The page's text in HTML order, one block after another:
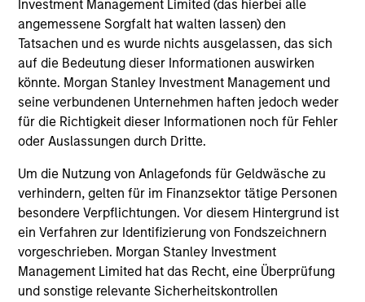
Investment Management Limited (das hierbei alle
angemessene Sorgfalt hat walten lassen) den
Tatsachen und es wurde nichts ausgelassen, das sich
auf die Bedeutung dieser Informationen auswirken
könnte. Morgan Stanley Investment Management und
seine verbundenen Unternehmen haften jedoch weder
für die Richtigkeit dieser Informationen noch für Fehler
oder Auslassungen durch Dritte.
Um die Nutzung von Anlagefonds für Geldwäsche zu
verhindern, gelten für im Finanzsektor tätige Personen
besondere Verpflichtungen. Vor diesem Hintergrund ist
ein Verfahren zur Identifizierung von Fondszeichnern
vorgeschrieben. Morgan Stanley Investment
Management Limited hat das Recht, eine Überprüfung
und sonstige relevante Sicherheitskontrollen
The information on this page is for informational
purposes only. The information contained herein does
not constitute and should not be construed as an
offering of advisory services or an offer to sell or a
solicitation of an offer to buy any securities in any
jurisdiction in which such offer or solicitation,
purchase or sale would be unlawful under the
securities, insurance or other laws of such jurisdiction.
Please refer to the strategy detail page for important
information on the strategy, including additional risk
considerations.